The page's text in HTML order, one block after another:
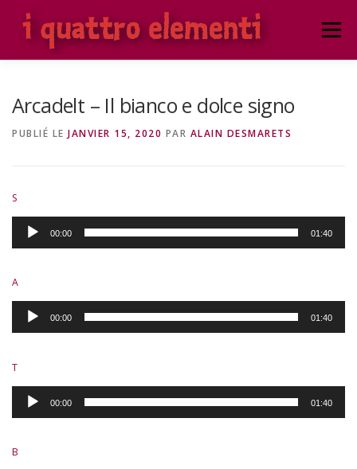
contenu
Menu
Arcadelt – Il bianco e dolce signo
PUBLIÉ LE JANVIER 15, 2020 PAR ALAIN DESMARETS
S
Lecteur
audio
00:00 01:40
A
Lecteur
audio
00:00 01:40
T
Lecteur
audio
00:00 01:40
B